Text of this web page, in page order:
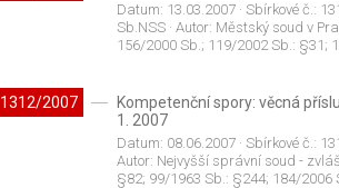
Datum: 13.03.2007· Sbírkové č.:
Sb.NSS· Autor: Městský soud v
156/2000 Sb.; 119/2002 Sb.: §31;
1312/2007
Kompetenční spory: věcná
1. 2007
Datum: 08.06.2007· Sbírkové č.:
Autor: Nejvyšší správní soud -
§82; 99/1963 Sb.: §244; 184/2006